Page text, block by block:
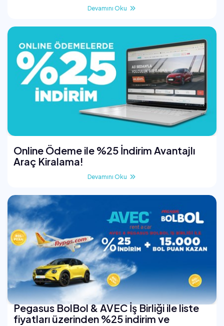
Devamını Oku
Online Ödeme ile %25 İndirim Avantajlı
Araç Kiralama!
Devamını Oku
Pegasus BolBol & AVEC İş Birliği ile liste
fiyatları üzerinden %25 indirim ve